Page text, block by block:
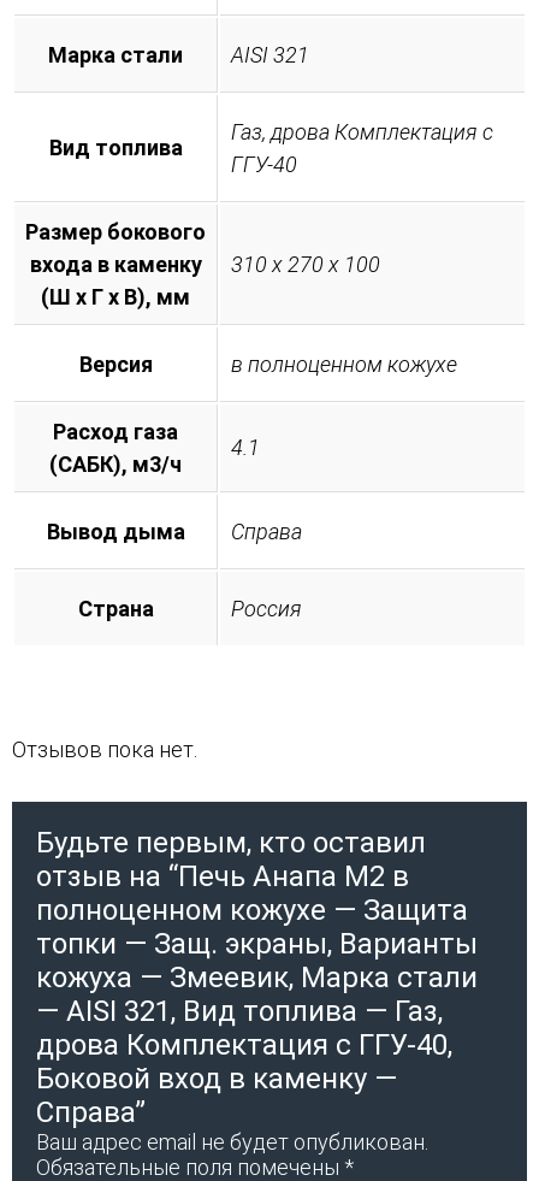
Марка стали AISI 321
Вид топлива
Газ, дрова Комплектация с
ГГУ-40
Размер бокового
входа в каменку
(Ш х Г х В), мм
310 х 270 х 100
Версия в полноценном кожухе
Расход газа
(САБК), м3/ч
4.1
Вывод дыма Справа
Страна Россия
Отзывов пока нет.
Будьте первым, кто оставил
отзыв на “Печь Анапа М2 в
полноценном кожухе — Защита
топки — Защ. экраны, Варианты
кожуха — Змеевик, Марка стали
— AISI 321, Вид топлива — Газ,
дрова Комплектация с ГГУ-40,
Боковой вход в каменку —
Справа”
Ваш адрес email не будет опубликован.
Обязательные поля помечены *